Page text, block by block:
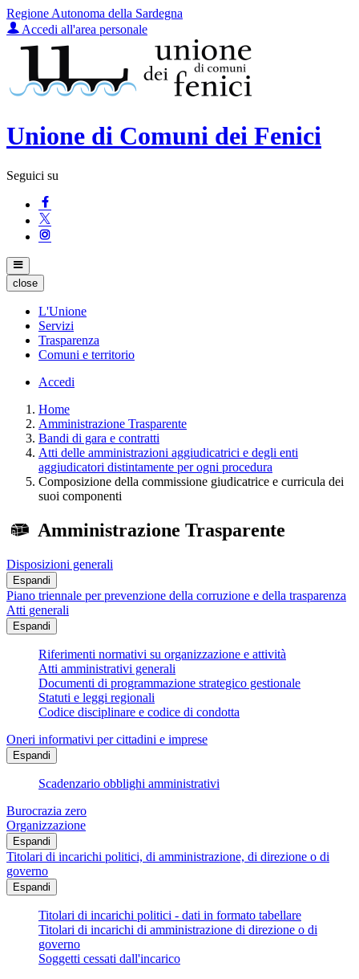
Regione Autonoma della Sardegna
Accedi all'area personale
Unione di Comuni dei Fenici
Seguici su
close
L'Unione
Servizi
Trasparenza
Comuni e territorio
Accedi
Home
Amministrazione Trasparente
Bandi di gara e contratti
Atti delle amministrazioni aggiudicatrici e degli enti
aggiudicatori distintamente per ogni procedura
Composizione della commissione giudicatrice e curricula dei
suoi componenti
Amministrazione Trasparente
Disposizioni generali
Espandi
Piano triennale per prevenzione della corruzione e della trasparenza
Atti generali
Espandi
Riferimenti normativi su organizzazione e attività
Atti amministrativi generali
Documenti di programmazione strategico gestionale
Statuti e leggi regionali
Codice disciplinare e codice di condotta
Oneri informativi per cittadini e imprese
Espandi
Scadenzario obblighi amministrativi
Burocrazia zero
Organizzazione
Espandi
Titolari di incarichi politici, di amministrazione, di direzione o di
governo
Espandi
Titolari di incarichi politici - dati in formato tabellare
Titolari di incarichi di amministrazione di direzione o di
governo
Soggetti cessati dall'incarico